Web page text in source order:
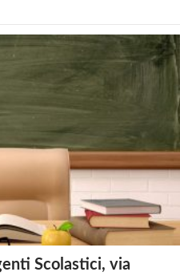
Scolastici, via